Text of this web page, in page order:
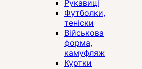
Рукавиці
Футболки,
теніски
Військова
форма,
камуфляж
Куртки